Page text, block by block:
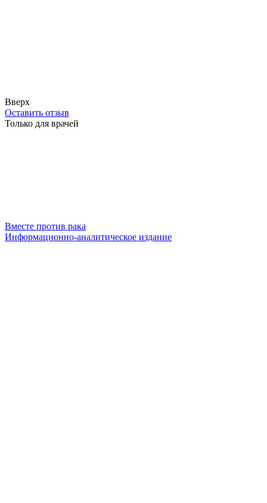
Вверх
Оставить отзыв
Только для врачей
Вместе против рака
Информационно-аналитическое издание